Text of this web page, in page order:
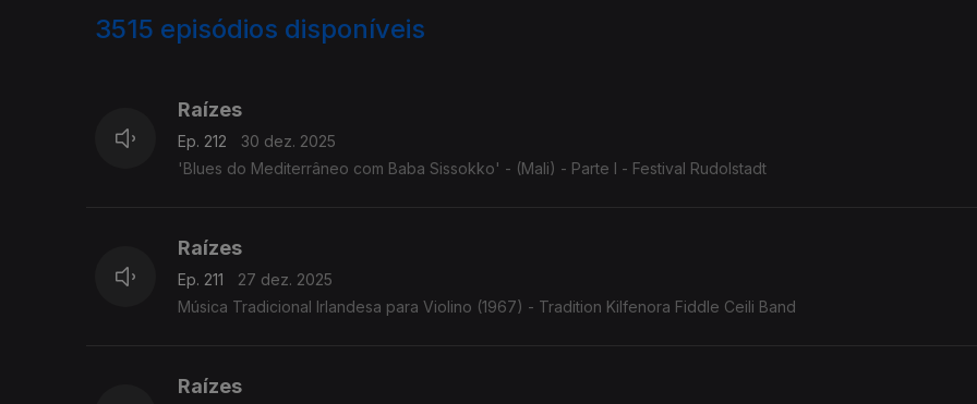
3515 episódios disponíveis
Raízes
Ep. 212
30 dez. 2025
'Blues do Mediterrâneo com Baba Sissokko' - (Mali) - Parte I - Festival Rudolstadt
Raízes
Ep. 211
27 dez. 2025
Música Tradicional Irlandesa para Violino (1967) - Tradition Kilfenora Fiddle Ceili Band
Raízes